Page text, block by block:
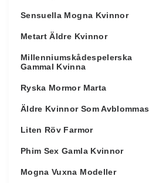
Sensuella Mogna Kvinnor
Metart Äldre Kvinnor
Millenniumskådespelerska
Gammal Kvinna
Ryska Mormor Marta
Äldre Kvinnor Som Avblommas
Liten Röv Farmor
Phim Sex Gamla Kvinnor
Mogna Vuxna Modeller